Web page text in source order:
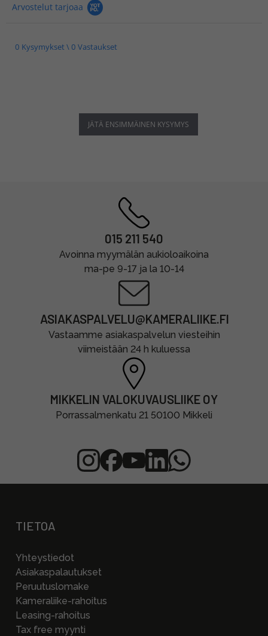
Arvostelut tarjoaa
0 Kysymykset \ 0 Vastaukset
JÄTÄ ENSIMMÄINEN KYSYMYS
015 211 540
Avoinna myymälän aukioloaikoina
ma-pe 9-17 ja la 10-14
ASIAKASPALVELU@KAMERALIIKE.FI
Vastaamme asiakaspalvelun viesteihin
viimeistään 24 h kuluessa
MIKKELIN VALOKUVAUSLIIKE OY
Porrassalmenkatu 21 50100 Mikkeli
TIETOA
Yhteystiedot
Asiakaspalautukset
Peruutuslomake
Kameraliike-rahoitus
Leasing-rahoitus
Tax free myynti